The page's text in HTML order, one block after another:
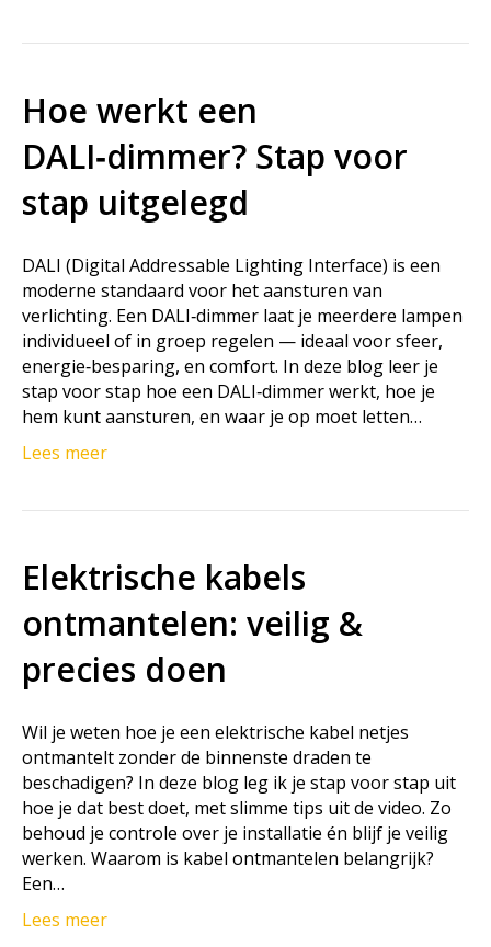
Hoe werkt een
DALI‑dimmer? Stap voor
stap uitgelegd
DALI (Digital Addressable Lighting Interface) is een
moderne standaard voor het aansturen van
verlichting. Een DALI‑dimmer laat je meerdere lampen
individueel of in groep regelen — ideaal voor sfeer,
energie‑besparing, en comfort. In deze blog leer je
stap voor stap hoe een DALI‑dimmer werkt, hoe je
hem kunt aansturen, en waar je op moet letten…
Lees meer
Elektrische kabels
ontmantelen: veilig &
precies doen
Wil je weten hoe je een elektrische kabel netjes
ontmantelt zonder de binnenste draden te
beschadigen? In deze blog leg ik je stap voor stap uit
hoe je dat best doet, met slimme tips uit de video. Zo
behoud je controle over je installatie én blijf je veilig
werken. Waarom is kabel ontmantelen belangrijk?
Een…
Lees meer